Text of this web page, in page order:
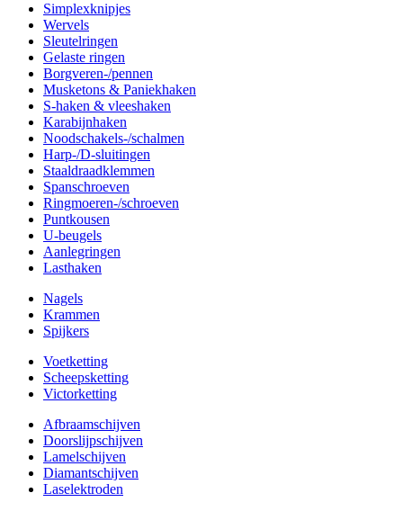
Simplexknipjes
Wervels
Sleutelringen
Gelaste ringen
Borgveren-/pennen
Musketons & Paniekhaken
S-haken & vleeshaken
Karabijnhaken
Noodschakels-/schalmen
Harp-/D-sluitingen
Staaldraadklemmen
Spanschroeven
Ringmoeren-/schroeven
Puntkousen
U-beugels
Aanlegringen
Lasthaken
Nagels
Krammen
Spijkers
Voetketting
Scheepsketting
Victorketting
Afbraamschijven
Doorslijpschijven
Lamelschijven
Diamantschijven
Laselektroden